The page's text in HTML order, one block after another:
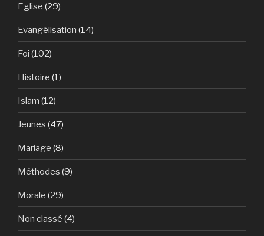
Eglise (29)
Evangélisation (14)
Foi (102)
Histoire (1)
Islam (12)
Jeunes (47)
Mariage (8)
Méthodes (9)
Morale (29)
Non classé (4)